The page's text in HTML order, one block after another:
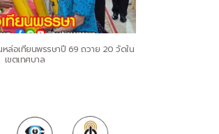
ล่อเทียนพรรษาปี 69 ถวาย 20 วัดใน
เขตเทศบาล